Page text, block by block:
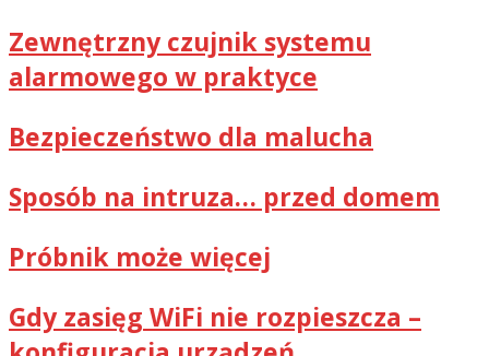
Zewnętrzny czujnik systemu
alarmowego w praktyce
Bezpieczeństwo dla malucha
Sposób na intruza… przed domem
Próbnik może więcej
Gdy zasięg WiFi nie rozpieszcza –